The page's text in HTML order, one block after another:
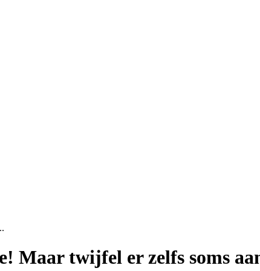
Maar twijfel er zelfs soms